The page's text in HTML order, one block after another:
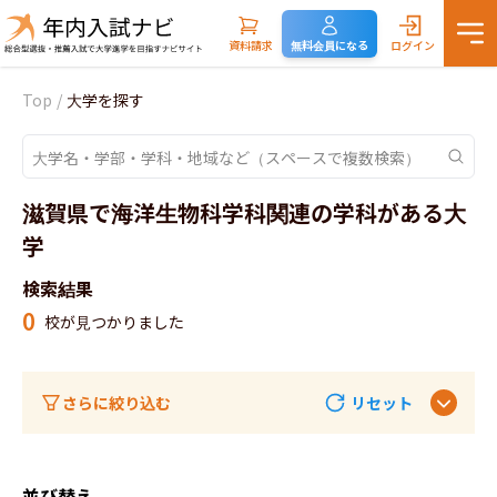
資料請求 無料会員になる ログイン
Top / 大学を探す
滋賀県で海洋生物科学科関連の学科がある大
学
検索結果
0 校が見つかりました
さらに絞り込む リセット